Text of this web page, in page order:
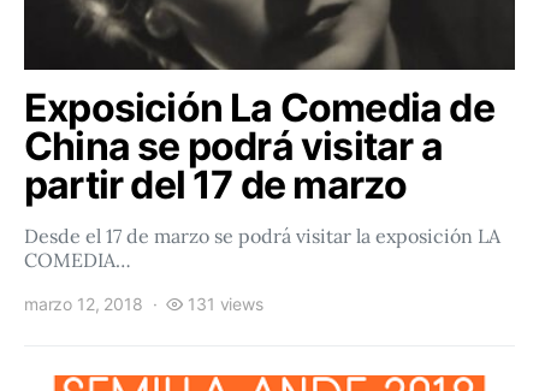
Exposición La Comedia de
China se podrá visitar a
partir del 17 de marzo
Desde el 17 de marzo se podrá visitar la exposición LA
COMEDIA…
marzo 12, 2018 131 views